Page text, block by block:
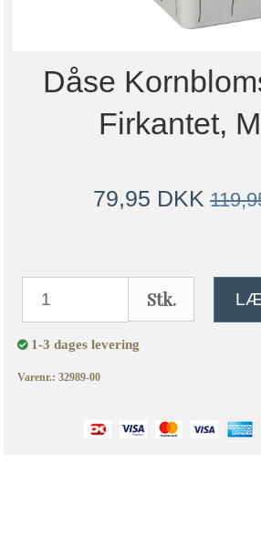
Dåse
Firkantet,
79,95 DKK
Stk.
1-3 dages levering
Varenr.: 32989-00